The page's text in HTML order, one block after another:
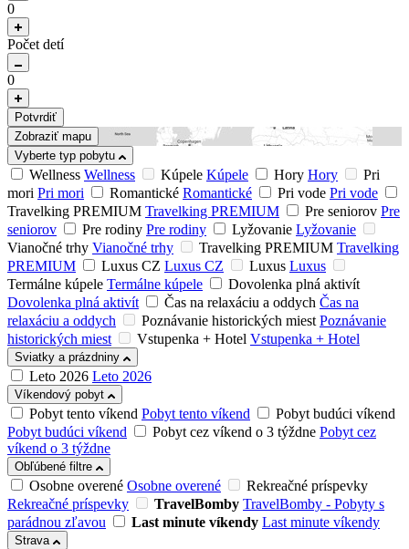
0
Počet detí
0
Potvrdiť
Zobraziť mapu
Vyberte typ pobytu
Wellness Wellness Kúpele Kúpele Hory Hory
Pri
mori Pri mori Romantické Romantické Pri vode Pri vode
Travelking PREMIUM Travelking PREMIUM Pre seniorov Pre
seniorov
Pre rodiny Pre rodiny Lyžovanie Lyžovanie
Vianočné trhy Vianočné trhy Travelking PREMIUM Travelking
PREMIUM
Luxus CZ Luxus CZ Luxus Luxus
Termálne kúpele Termálne kúpele
Dovolenka plná aktivít
Dovolenka plná aktivít
Čas na relaxáciu a oddych Čas na
relaxáciu a oddych
Poznávanie historických miest Poznávanie
historických miest
Vstupenka + Hotel Vstupenka + Hotel
Sviatky a prázdniny
Leto 2026 Leto 2026
Víkendový pobyt
Pobyt tento víkend Pobyt tento víkend
Pobyt budúci víkend
Pobyt budúci víkend
Pobyt cez víkend o 3 týždne Pobyt cez
víkend o 3 týždne
Obľúbené filtre
Osobne overené Osobne overené
Rekreačné príspevky
Rekreačné príspevky
TravelBomby TravelBomby - Pobyty s
parádnou zľavou
Last minute víkendy Last minute víkendy
Strava